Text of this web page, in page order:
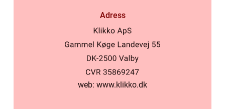
Adress
web: www.klikko.dk